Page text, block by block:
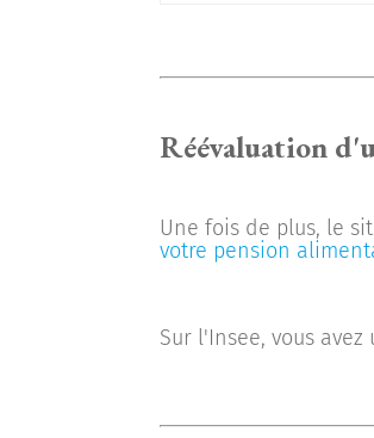
Réévaluation
Une fois de plus, le
votre pension
Sur l'Insee, vous